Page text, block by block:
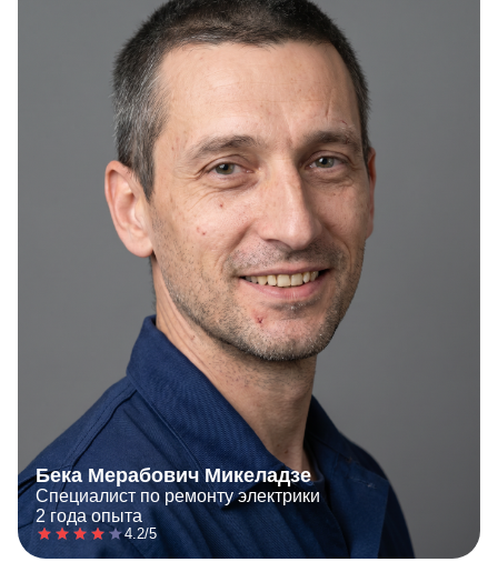
Бека Мерабович Микеладзе
Специалист по ремонту электрики
2 года опыта
4.2/5